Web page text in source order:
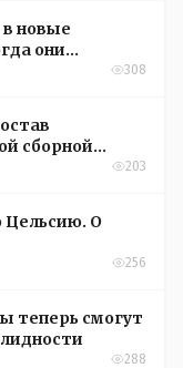
новые
они
308
сборной
203
Цельсию. О
256
теперь смогут
288